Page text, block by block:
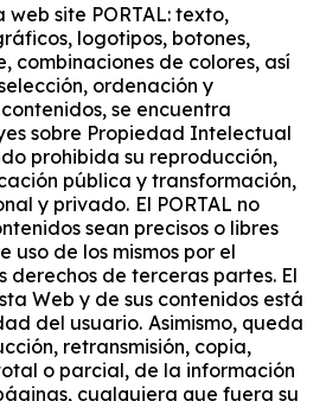
site PORTAL: texto,
logotipos, botones,
combinaciones de colores, así
ordenación y
se encuentra
sobre Propiedad Intelectual
prohibida su reproducción,
pública y transformación,
y privado. El PORTAL no
sean precisos o libres
uso de los mismos por el
derechos de terceras partes. El
Web y de sus contenidos está
del usuario. Asimismo, queda
retransmisión, copia,
o parcial, de la información
cualquiera que fuera su